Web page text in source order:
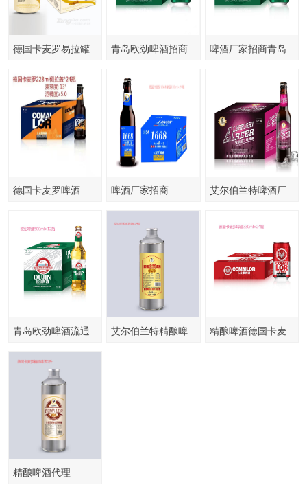
德国卡麦罗易拉罐
青岛欧劲啤酒招商
啤酒厂家招商青岛
德国卡麦罗啤酒 啤酒厂家招商
艾尔伯兰特啤酒厂
青岛欧劲啤酒流通
500毫升
艾尔伯兰特精酿啤
精酿啤酒德国卡麦
精酿啤酒代理